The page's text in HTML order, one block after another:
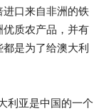
口来自非洲的铁
质农产品，并有
是为了给澳大利
利亚是中国的一个